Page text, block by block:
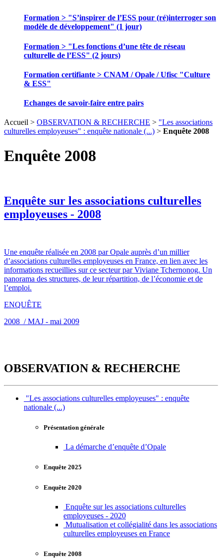
Formation > "S’inspirer de l’ESS pour (ré)interroger son
modèle de développement" (1 jour)
Formation > "Les fonctions d’une tête de réseau
culturelle de l’ESS" (2 jours)
Formation certifiante > CNAM / Opale / Ufisc "Culture
& ESS"
Echanges de savoir-faire entre pairs
Accueil > OBSERVATION & RECHERCHE > "Les associations
culturelles employeuses" : enquête nationale (...) > Enquête 2008
Enquête 2008
Enquête sur les associations culturelles
employeuses - 2008
Une enquête réalisée en 2008 par Opale auprès d’un millier
d’associations culturelles employeuses en France, en lien avec les
informations recueillies sur ce secteur par Viviane Tchernonog. Un
panorama des structures, de leur répartition, de l’économie et de
l’emploi.
ENQUÊTE
2008 / MAJ - mai 2009
OBSERVATION & RECHERCHE
"Les associations culturelles employeuses" : enquête
nationale (...)
Présentation générale
La démarche d’enquête d’Opale
Enquête 2025
Enquête 2020
Enquête sur les associations culturelles
employeuses - 2020
Mutualisation et collégialité dans les associations
culturelles employeuses en France
Enquête 2008